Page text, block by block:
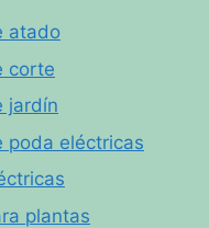
atado
corte
jardín
poda eléctricas
plantas